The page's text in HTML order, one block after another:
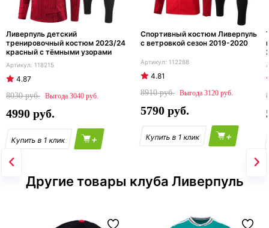
Ливерпуль детский
тренировочный костюм 2023/24
красный с тёмными узорами
118215
4.87
8030
3040
4990
+
Спортивный костюм Ливерпуль
с ветровкой сезон 2019-2020
112288
4.81
8910
3120
5790
+
Другие товары клуба Ливерпуль